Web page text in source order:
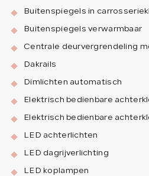
Buitenspiegels in
Buitenspiegels verwarmbaar
Centrale deurvergrendeling
Dakrails
Dimlichten automatisch
Elektrisch bedienbare
Elektrisch bedienbare
LED achterlichten
LED dagrijverlichting
LED koplampen